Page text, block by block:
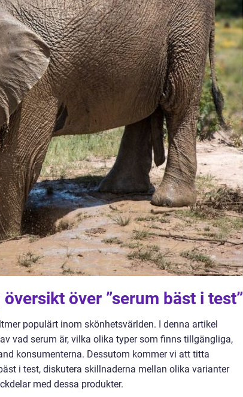
över ”serum bäst i test”
populärt inom skönhetsvärlden. I denna artikel
vad serum är, vilka olika typer som finns tillgängliga,
konsumenterna. Dessutom kommer vi att titta
i test, diskutera skillnaderna mellan olika varianter
med dessa produkter.